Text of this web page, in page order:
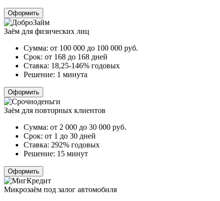
Оформить
Заём для физических лиц
Сумма: от 100 000 до 100 000 руб.
Срок: от 168 до 168 дней
Ставка: 18,25-146% годовых
Решение: 1 минута
Оформить
Заём для повторных клиентов
Сумма: от 2 000 до 30 000 руб.
Срок: от 1 до 30 дней
Ставка: 292% годовых
Решение: 15 минут
Оформить
Микрозаём под залог автомобиля